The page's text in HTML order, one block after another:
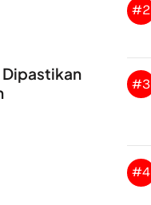
Dipastikan
#2
#3
#4